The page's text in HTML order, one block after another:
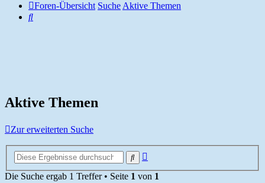
Foren-Übersicht SucheAktive Themen
Suche
Aktive Themen
Zur erweiterten Suche
Suche
Die Suche ergab 1 Treffer • Seite 1 von 1